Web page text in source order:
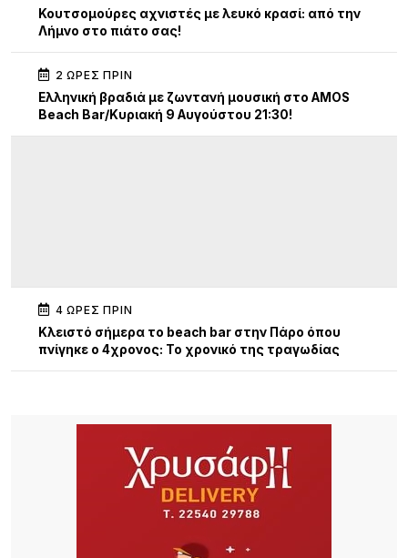
Κουτσομούρες αχνιστές με λευκό κρασί: από την
Λήμνο στο πιάτο σας!
2 ΏΡΕΣ ΠΡΙΝ
Ελληνική βραδιά με ζωντανή μουσική στο AMOS
Beach Bar/Κυριακή 9 Αυγούστου 21:30!
4 ΏΡΕΣ ΠΡΙΝ
Κλειστό σήμερα το beach bar στην Πάρο όπου
πνίγηκε ο 4χρονος: Το χρονικό της τραγωδίας
4 ΏΡΕΣ ΠΡΙΝ
Τρεις συλλήψεις σε Λέσβο και Κορινθία για
πρόκληση πυρκαγιών από αμέλεια